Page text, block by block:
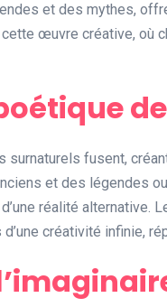
et des mythes,
œuvre créative, où
surnaturels fusent,
et des légendes
réalité alternative.
créativité infinie,